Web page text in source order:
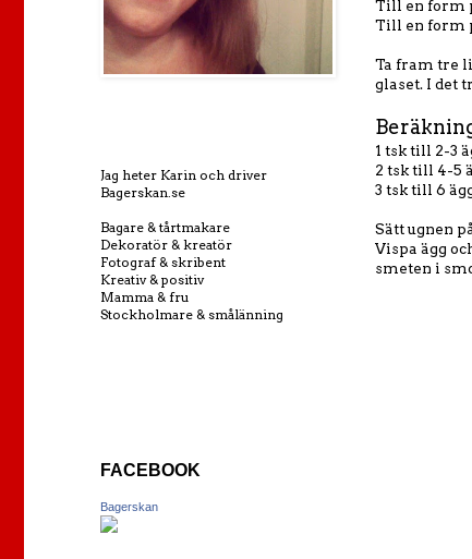
Till en form
Till en form
Ta fram tre
glaset. I det
1 tsk till 2-3
2 tsk till 4-5
3 tsk till 6
Sätt ugnen
Vispa ägg
smeten i
Jag heter Karin och driver
Bagerskan.se
Bagare & tårtmakare
Dekoratör & kreatör
Fotograf & skribent
Kreativ & positiv
Mamma & fru
Stockholmare & smålänning
FACEBOOK
Bagerskan